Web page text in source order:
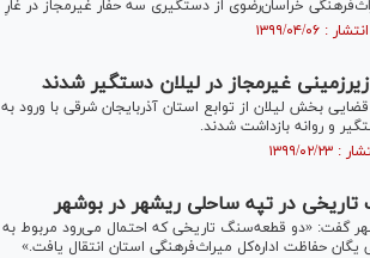
خراسان‌رضوی از دستگیری سه حفار غیرمجاز در غارِ
غیرمجاز در لیلان دستگیر شدند
بخش لیلان از توابع استان آذربایجان شرقی با ورود
و روانه بازداشت شدند.
در تپه ساحلی ریشهر در بوشهر
گفت: «دو قطعه‌سنگ تاریخی که احتمال می‌رود مربوط
حفاظت اداره‌کل میراث‌فرهنگی استان انتقال یافت.»